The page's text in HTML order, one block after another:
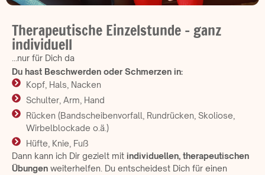
Therapeutische Einzelstunde - ganz
individuell
…nur für Dich da
Du hast Beschwerden oder Schmerzen in:
Kopf, Hals, Nacken
Schulter, Arm, Hand
Rücken (Bandscheibenvorfall, Rundrücken, Skoliose,
Wirbelblockade o.ä.)
Hüfte, Knie, Fuß
Dann kann ich Dir gezielt mit individuellen, therapeutischen
Übungen weiterhelfen. Du entscheidest Dich für einen